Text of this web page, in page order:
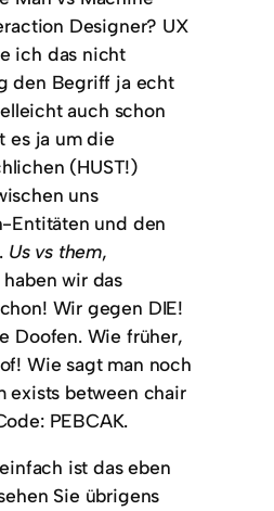
Designer? UX
ich das nicht
den Begriff ja echt
auch schon
es ja um die
(HUST!)
uns
Entitäten und den
Us vs them,
wir das
Wir gegen DIE!
Doofen. Wie früher,
Wie sagt man noch
exists between chair
PEBCAK.
ist das eben
Sie übrigens